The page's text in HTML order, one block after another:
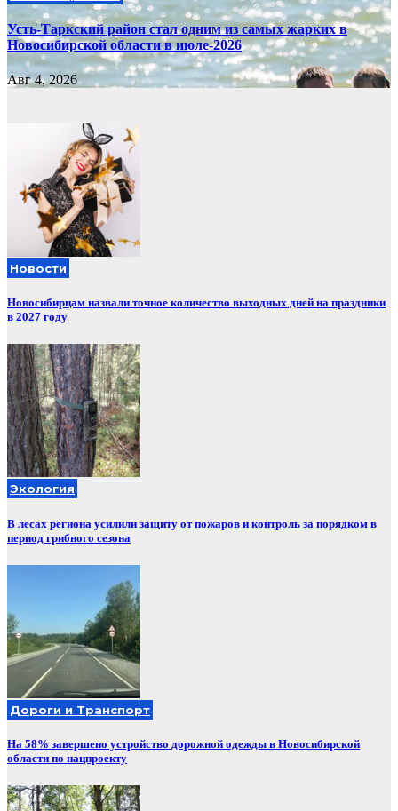
Усть-Таркский район стал одним из самых жарких в
Новосибирской области в июле-2026
Авг 4, 2026
Новости
Новосибирцам назвали точное количество выходных дней на праздники
в 2027 году
Экология
В лесах региона усилили защиту от пожаров и контроль за порядком в
период грибного сезона
Дороги и Транспорт
На 58% завершено устройство дорожной одежды в Новосибирской
области по нацпроекту